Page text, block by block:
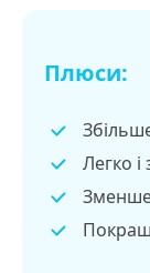
Плюси:
Легко і